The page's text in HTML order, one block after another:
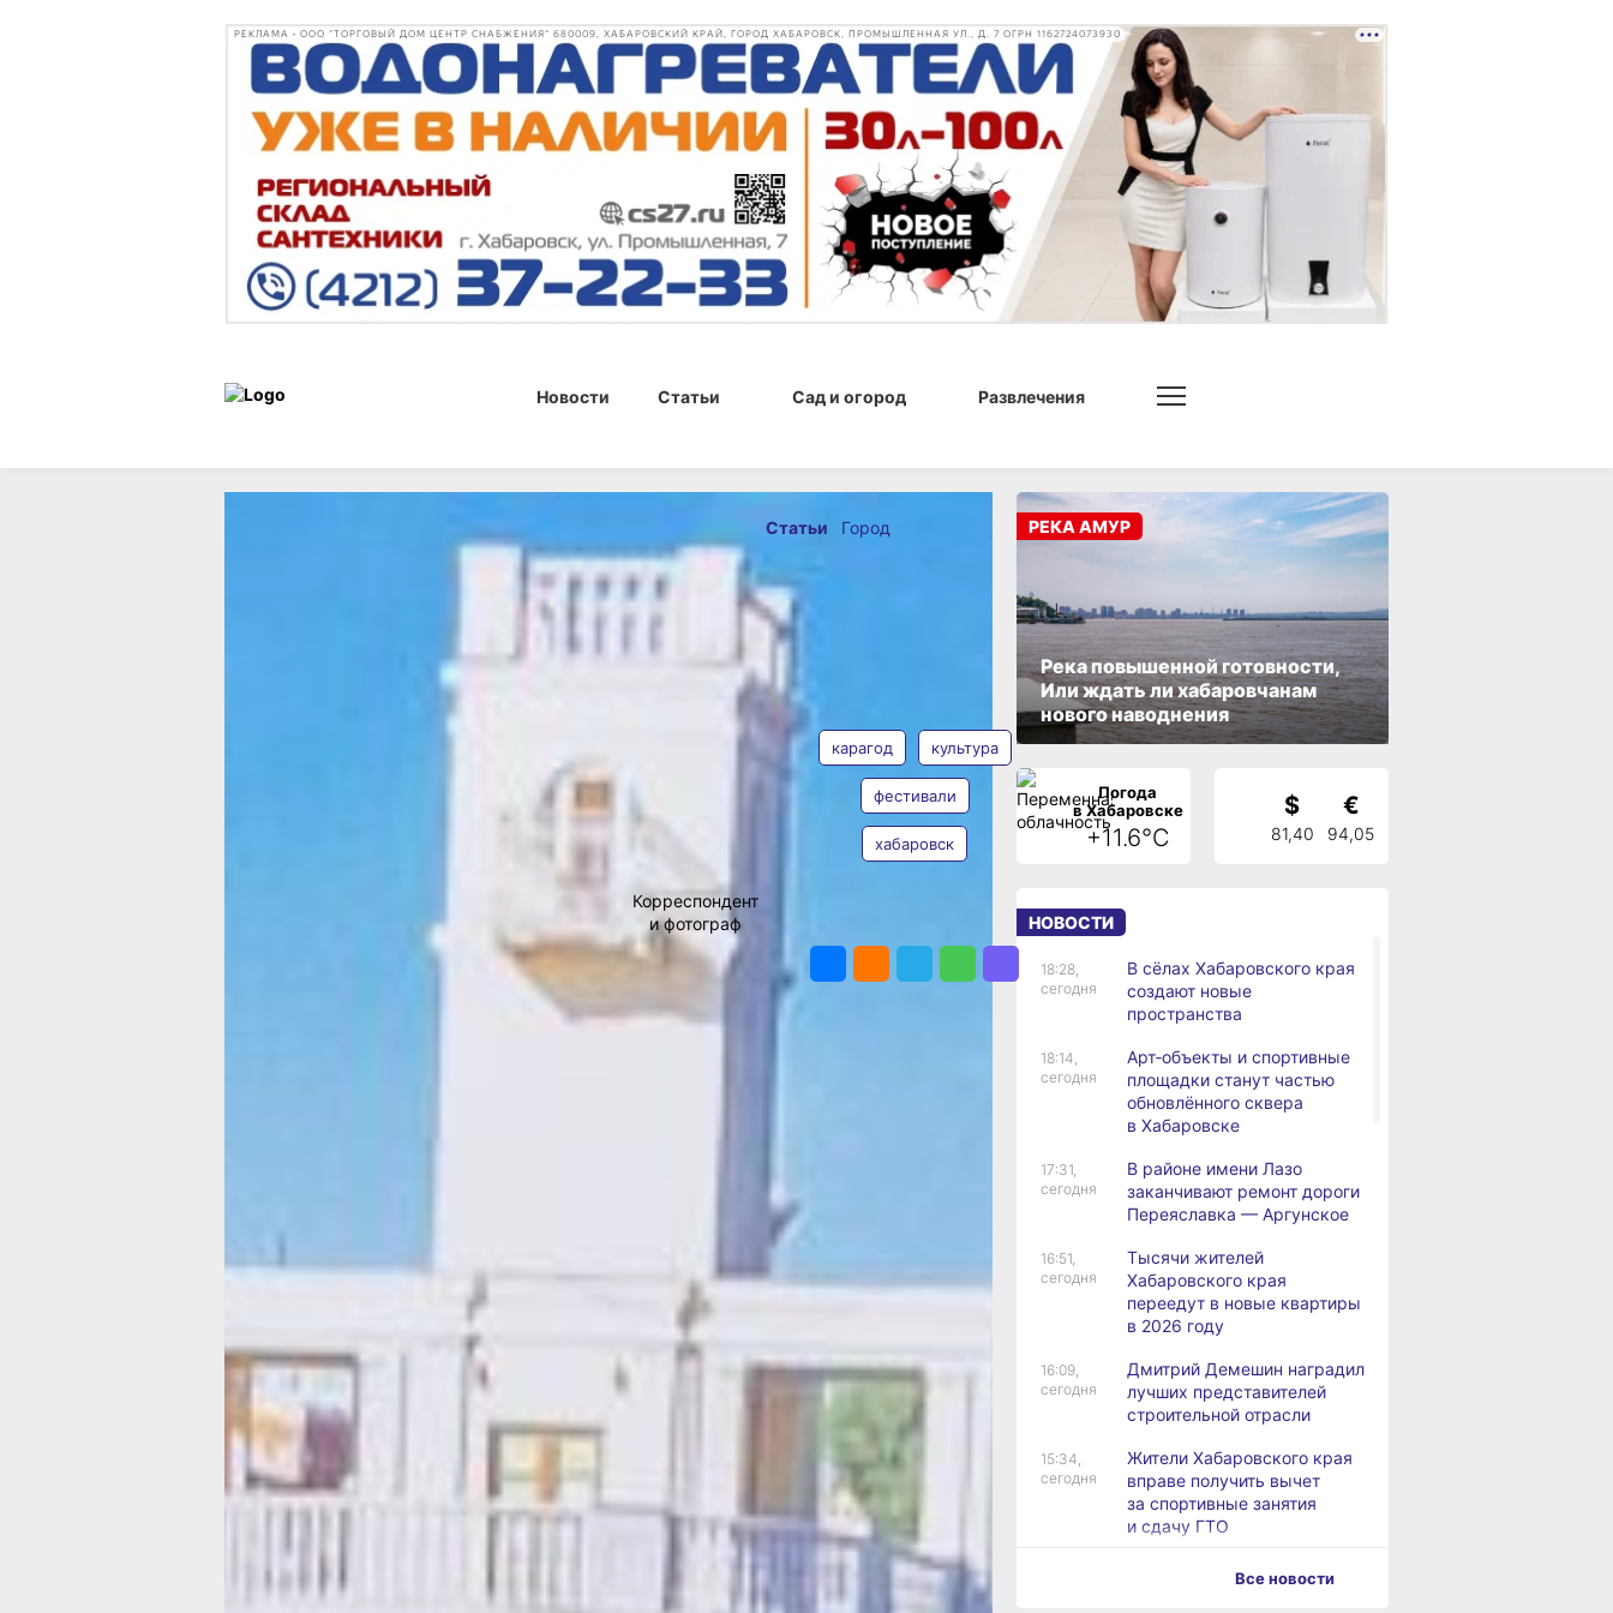
РЕКЛАМА • ООО "ТОРГОВЫЙ ДОМ ЦЕНТР СНАБЖЕНИЯ" 680009, ХАБАРОВСКИЙ КРАЙ, ГОРОД ХАБАРОВСК, ПРОМЫШЛЕННАЯ УЛ., Д. 7 ОГРН 1162724073930
Новости Статьи Сад и огород Развлечения
Татары, монголы,
и русские:
вместе в одном
на фестивале
В День России территория стадиона имени
Ленина быстро заполнилась людьми. Еще
за час до открытия здесь встречались лишь
пекло нещадно. Под его лучами воспитанники
огромный триколор, а вдоль набережной
замелькали маленькие флажки.
Организаторы заранее предупреждали
о возможном шторме к вечеру. После пяти
часов небо потемнело, поднялся сильный
ветер, затем начался ливень. Тем не менее
гости фестиваля не покинули площадку —
напротив, они стали держаться ближе друг
к другу.
Статьи Город
ОПУБЛИКОВАНО
13 июня 2026 г., 16:11
Корреспондент
и фотограф
Фото:
карагод культура
фестивали
хабаровск
Река повышенной готовности,
Или ждать ли хабаровчанам
нового наводнения
РЕКА АМУР
Погода
в Хабаровске
+11.6°C
$
81,40
€
94,05
НОВОСТИ
18:28,
сегодня
В сёлах Хабаровского края
создают новые
пространства
18:14,
сегодня
Арт‑объекты и спортивные
площадки станут частью
обновлённого сквера
в Хабаровске
17:31,
сегодня
В районе имени Лазо
заканчивают ремонт дороги
Переяславка — Аргунское
16:51,
сегодня
Тысячи жителей
Хабаровского края
переедут в новые квартиры
в 2026 году
16:09,
сегодня
Дмитрий Демешин наградил
лучших представителей
строительной отрасли
15:34,
сегодня
Жители Хабаровского края
вправе получить вычет
за спортивные занятия
и сдачу ГТО
В Хабаровске уровень
Все новости